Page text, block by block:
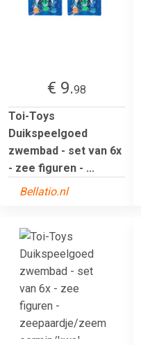
€ 9.98
Toi-Toys
Duikspeelgoed
zwembad - set van 6x
- zee figuren - ...
Bellatio.nl